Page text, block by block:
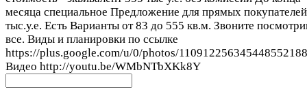
месяца специальное Предложение для прямых
тыс.у.е. Есть Варианты от 83 до 555 кв.м. Звоните
все. Виды и планировки по ссылке
https://plus.google.com/u/0/photos/
Видео http://youtu.be/WMbNTbXKk8Y